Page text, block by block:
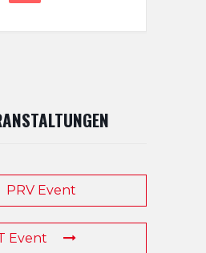
PRV Event
Event